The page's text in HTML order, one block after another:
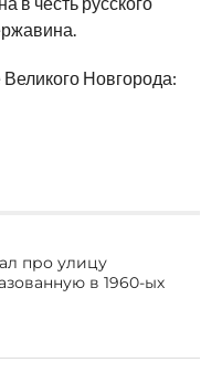
Новгорода:
про улицу
в 1960-ых